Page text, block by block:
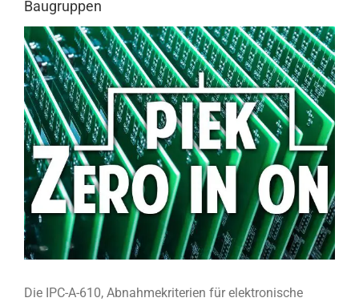
Baugruppen
View
Larger
Image
Die IPC-A-610, Abnahmekriterien für elektronische